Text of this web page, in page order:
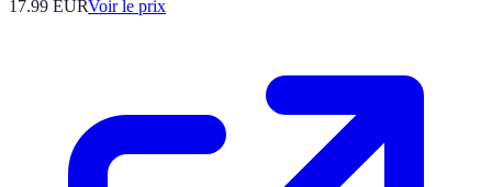
17.99 EURVoir le prix